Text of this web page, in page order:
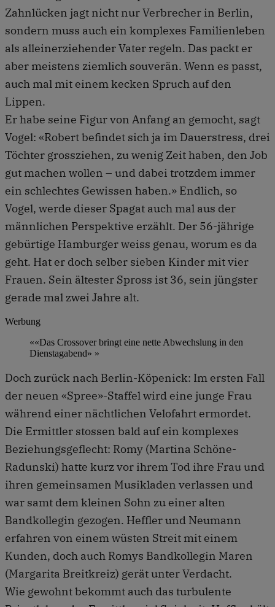
Zahnlücken jagt nicht nur Verbrecher in Berlin,
sondern muss auch ein komplexes Familienleben
als alleinerziehender Vater regeln. Das packt er
aber meistens ziemlich souverän. Wenn es passt,
auch mal mit einem kecken Spruch auf den
Lippen.
Er habe seine Figur von Anfang an gemocht, sagt
Vogel: «Robert befindet sich ja im Dauerstress, drei
Töchter grossziehen, zu wenig Zeit haben, den Job
gut machen wollen – und dabei trotzdem immer
ein schlechtes Gewissen haben.» Endlich, so
Vogel, werde dieser Spagat auch mal aus der
männlichen Perspektive erzählt. Der 56-jährige
gebürtige Hamburger weiss genau, worum es da
geht. Hat er doch selber sieben Kinder mit vier
Frauen. Sein ältester Spross ist 36, sein jüngster
gerade mal zwei Jahre alt.
Werbung
««Das Crossover bringt eine nette Abwechslung in den
Dienstagabend» »
Doch zurück nach Berlin-Köpenick: Im ersten Fall
der neuen «Spree»-Staffel wird eine junge Frau
während einer nächtlichen Velofahrt ermordet.
Die Ermittler stossen bald auf ein komplexes
Beziehungsgeflecht: Romy (Martina Schöne-
Radunski) hatte kurz vor ihrem Tod ihre Frau und
ihren gemeinsamen Musikladen verlassen und
war samt dem kleinen Sohn zu einer alten
Bandkollegin gezogen. Heffler und Neumann
erfahren von einem wüsten Streit mit einem
Kunden, doch auch Romys Bandkollegin Maren
(Margarita Breitkreiz) gerät unter Verdacht.
Wie gewohnt bekommt auch das turbulente